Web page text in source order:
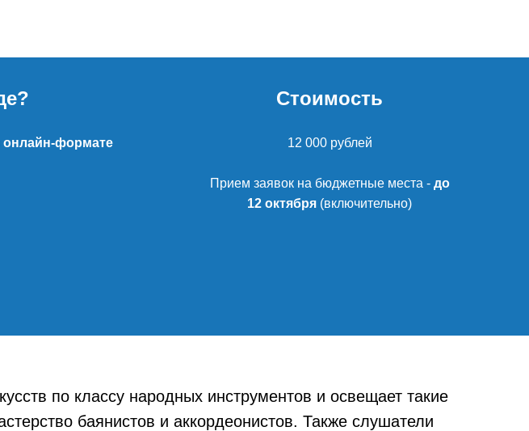
онлайн-формате
Стоимость
12 000 рублей
Прием заявок на бюджетные места - до
12 октября (включительно)
по классу народных инструментов и освещает такие
баянистов и аккордеонистов. Также слушатели